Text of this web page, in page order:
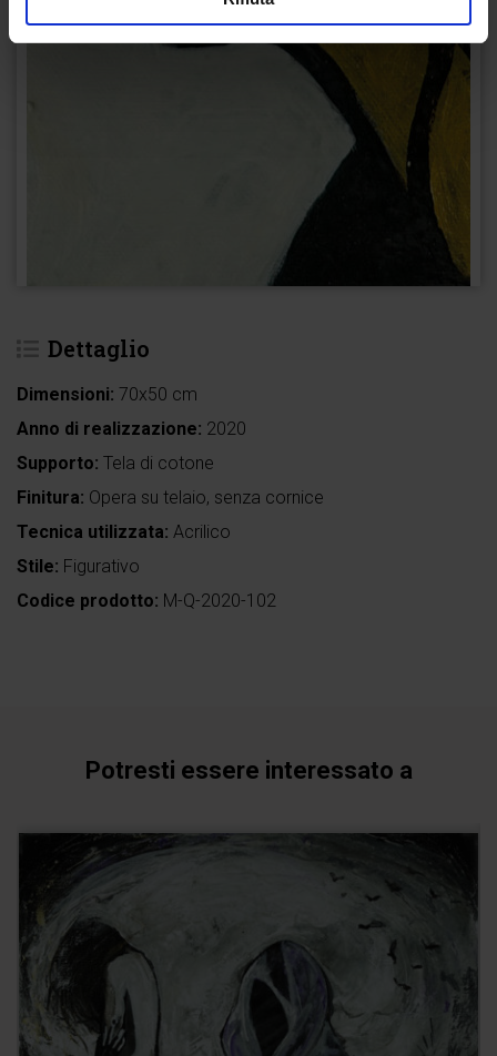
Dettaglio
Dimensioni: 70x50 cm
Anno di realizzazione: 2020
Supporto: Tela di cotone
Finitura: Opera su telaio, senza cornice
Tecnica utilizzata: Acrilico
Stile: Figurativo
Codice prodotto: M-Q-2020-102
Potresti essere interessato a